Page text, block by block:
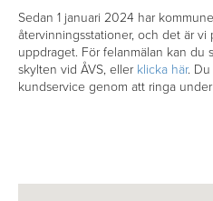
Sedan 1 januari 2024 har
återvinningsstationer, och det är vi
uppdraget. För felanmälan kan du
skylten vid ÅVS, eller klicka här. Du
kundservice genom att ringa